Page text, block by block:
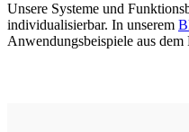
Unsere Systeme und
individualisierbar. In unserem
Anwendungsbeispiele aus dem